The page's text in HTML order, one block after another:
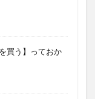
買う】っておか